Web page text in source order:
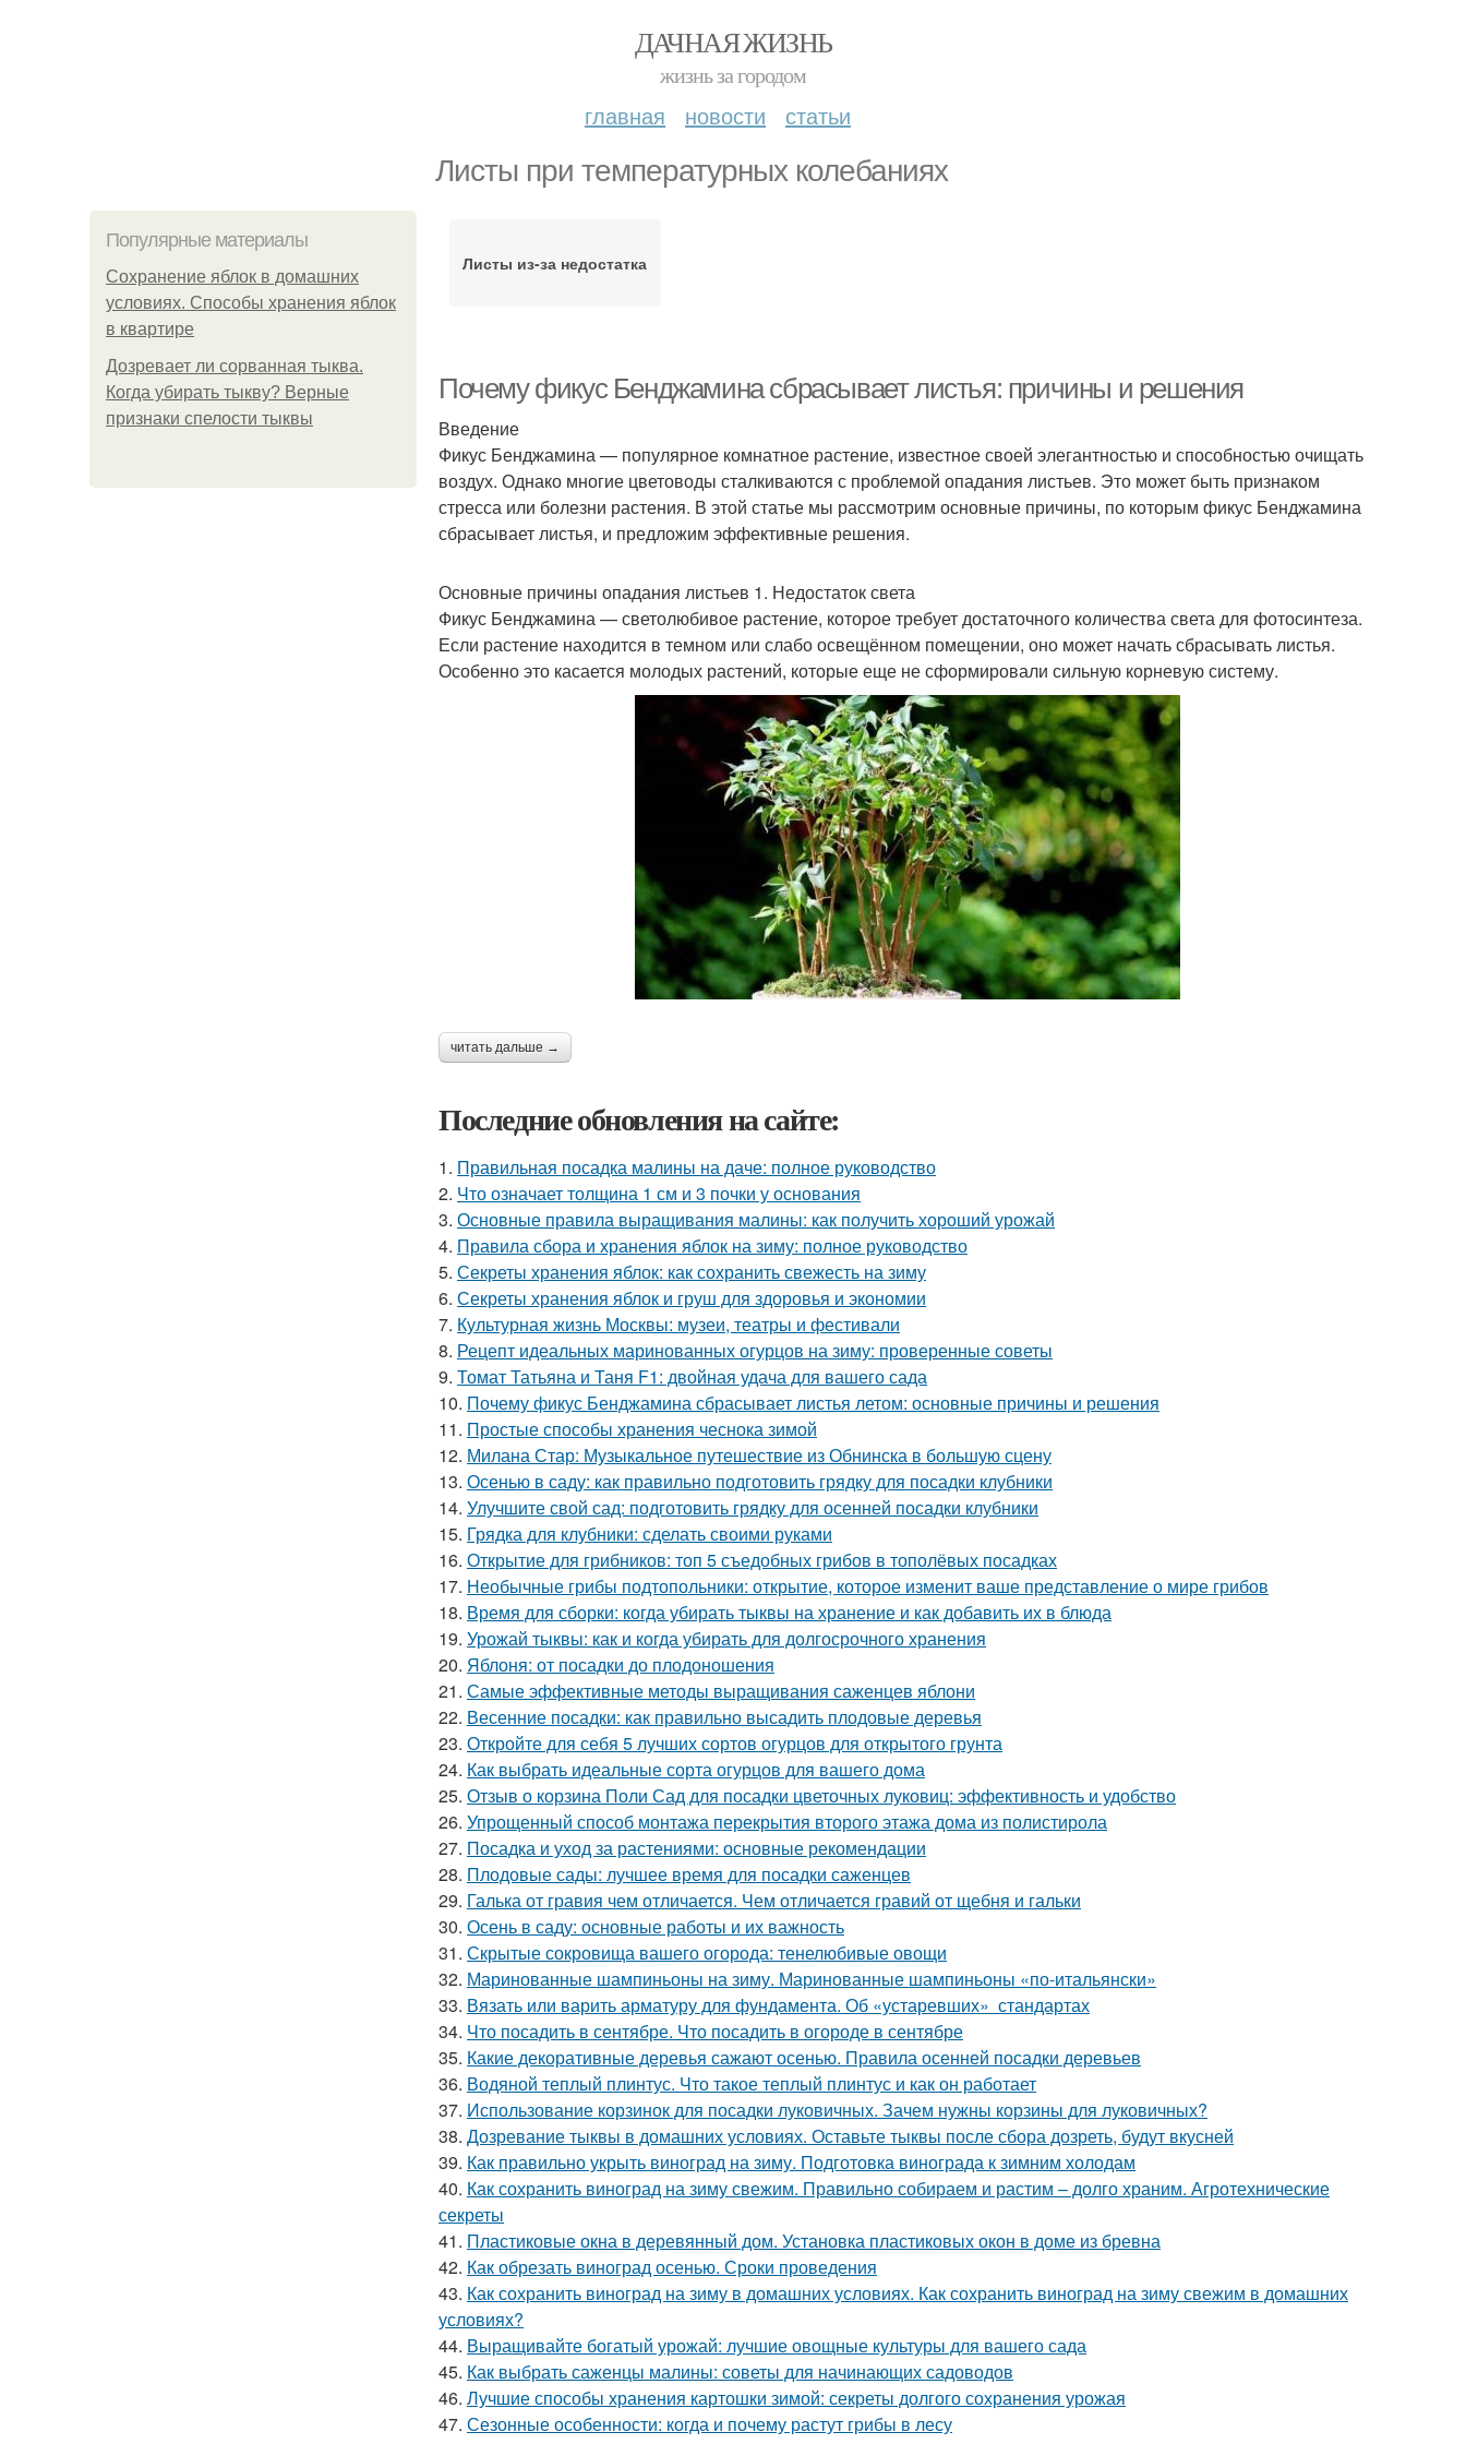
ДАЧНАЯ ЖИЗНЬ
жизнь за городом
главная новости статьи
Листы при температурных колебаниях
Популярные материалы
Сохранение яблок в домашних
условиях. Способы хранения яблок
в квартире
Дозревает ли сорванная тыква.
Когда убирать тыкву? Верные
признаки спелости тыквы
Листы из-за недостатка
Почему фикус Бенджамина сбрасывает листья: причины и решения
Введение
Фикус Бенджамина — популярное комнатное растение, известное своей элегантностью и способностью очищать
воздух. Однако многие цветоводы сталкиваются с проблемой опадания листьев. Это может быть признаком
стресса или болезни растения. В этой статье мы рассмотрим основные причины, по которым фикус Бенджамина
сбрасывает листья, и предложим эффективные решения.
Основные причины опадания листьев 1. Недостаток света
Фикус Бенджамина — светолюбивое растение, которое требует достаточного количества света для фотосинтеза.
Если растение находится в темном или слабо освещённом помещении, оно может начать сбрасывать листья.
Особенно это касается молодых растений, которые еще не сформировали сильную корневую систему.
читать дальше →
Последние обновления на сайте:
1. Правильная посадка малины на даче: полное руководство
2. Что означает толщина 1 см и 3 почки у основания
3. Основные правила выращивания малины: как получить хороший урожай
4. Правила сбора и хранения яблок на зиму: полное руководство
5. Секреты хранения яблок: как сохранить свежесть на зиму
6. Секреты хранения яблок и груш для здоровья и экономии
7. Культурная жизнь Москвы: музеи, театры и фестивали
8. Рецепт идеальных маринованных огурцов на зиму: проверенные советы
9. Томат Татьяна и Таня F1: двойная удача для вашего сада
10. Почему фикус Бенджамина сбрасывает листья летом: основные причины и решения
11. Простые способы хранения чеснока зимой
12. Милана Стар: Музыкальное путешествие из Обнинска в большую сцену
13. Осенью в саду: как правильно подготовить грядку для посадки клубники
14. Улучшите свой сад: подготовить грядку для осенней посадки клубники
15. Грядка для клубники: сделать своими руками
16. Открытие для грибников: топ 5 съедобных грибов в тополёвых посадках
17. Необычные грибы подтопольники: открытие, которое изменит ваше представление о мире грибов
18. Время для сборки: когда убирать тыквы на хранение и как добавить их в блюда
19. Урожай тыквы: как и когда убирать для долгосрочного хранения
20. Яблоня: от посадки до плодоношения
21. Самые эффективные методы выращивания саженцев яблони
22. Весенние посадки: как правильно высадить плодовые деревья
23. Откройте для себя 5 лучших сортов огурцов для открытого грунта
24. Как выбрать идеальные сорта огурцов для вашего дома
25. Отзыв о корзина Поли Сад для посадки цветочных луковиц: эффективность и удобство
26. Упрощенный способ монтажа перекрытия второго этажа дома из полистирола
27. Посадка и уход за растениями: основные рекомендации
28. Плодовые сады: лучшее время для посадки саженцев
29. Галька от гравия чем отличается. Чем отличается гравий от щебня и гальки
30. Осень в саду: основные работы и их важность
31. Скрытые сокровища вашего огорода: тенелюбивые овощи
32. Маринованные шампиньоны на зиму. Маринованные шампиньоны «по-итальянски»
33. Вязать или варить арматуру для фундамента. Об «устаревших» стандартах
34. Что посадить в сентябре. Что посадить в огороде в сентябре
35. Какие декоративные деревья сажают осенью. Правила осенней посадки деревьев
36. Водяной теплый плинтус. Что такое теплый плинтус и как он работает
37. Использование корзинок для посадки луковичных. Зачем нужны корзины для луковичных?
38. Дозревание тыквы в домашних условиях. Оставьте тыквы после сбора дозреть, будут вкусней
39. Как правильно укрыть виноград на зиму. Подготовка винограда к зимним холодам
40. Как сохранить виноград на зиму свежим. Правильно собираем и растим – долго храним. Агротехнические
секреты
41. Пластиковые окна в деревянный дом. Установка пластиковых окон в доме из бревна
42. Как обрезать виноград осенью. Сроки проведения
43. Как сохранить виноград на зиму в домашних условиях. Как сохранить виноград на зиму свежим в домашних
условиях?
44. Выращивайте богатый урожай: лучшие овощные культуры для вашего сада
45. Как выбрать саженцы малины: советы для начинающих садоводов
46. Лучшие способы хранения картошки зимой: секреты долгого сохранения урожая
47. Сезонные особенности: когда и почему растут грибы в лесу